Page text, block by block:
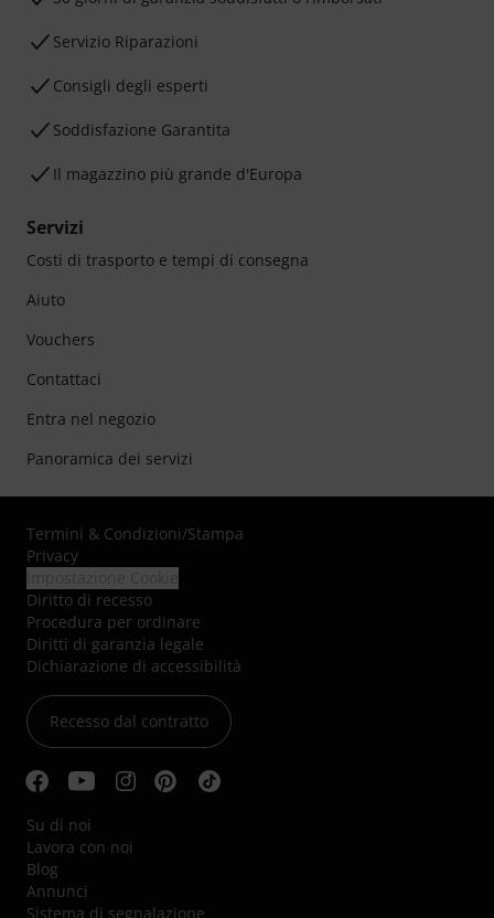
Servizio Riparazioni
Consigli degli esperti
Soddisfazione Garantita
Il magazzino più grande d'Europa
Servizi
Costi di trasporto e tempi di consegna
Aiuto
Vouchers
Contattaci
Entra nel negozio
Panoramica dei servizi
Termini & Condizioni/Stampa
Privacy
Diritto di recesso
Procedura per ordinare
Diritti di garanzia legale
Dichiarazione di accessibilità
Recesso dal contratto
Su di noi
Lavora con noi
Blog
Annunci
Sistema di segnalazione